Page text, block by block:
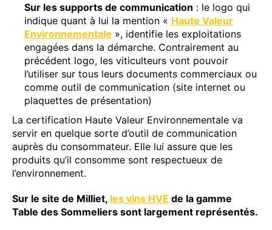
Sur les supports de communication : le logo qui
indique quant à lui la mention « Haute Valeur
Environnementale », identifie les exploitations
engagées dans la démarche. Contrairement au
précédent logo, les viticulteurs vont pouvoir
l’utiliser sur tous leurs documents commerciaux ou
comme outil de communication (site internet ou
plaquettes de présentation)
La certification Haute Valeur Environnementale va
servir en quelque sorte d’outil de communication
auprès du consommateur. Elle lui assure que les
produits qu’il consomme sont respectueux de
l’environnement.
Sur le site de Milliet, les vins HVE de la gamme
Table des Sommeliers sont largement représentés.